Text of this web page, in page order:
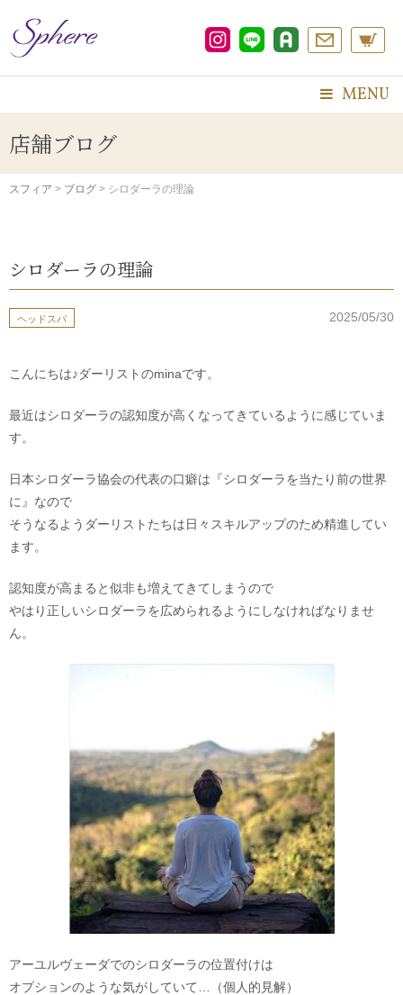
テ
キ
プ
MENU
店舗ブログ
スフィア > ブログ > シロダーラの理論
シロダーラの理論
ヘッドスパ 2025/05/30
こんにちは♪ダーリストのminaです。
最近はシロダーラの認知度が高くなってきているように感じていま
す。
日本シロダーラ協会の代表の口癖は『シロダーラを当たり前の世界
に』なので
そうなるようダーリストたちは日々スキルアップのため精進してい
ます。
認知度が高まると似非も増えてきてしまうので
やはり正しいシロダーラを広められるようにしなければなりませ
ん。
アーユルヴェーダでのシロダーラの位置付けは
オプションのような気がしていて…（個人的見解）